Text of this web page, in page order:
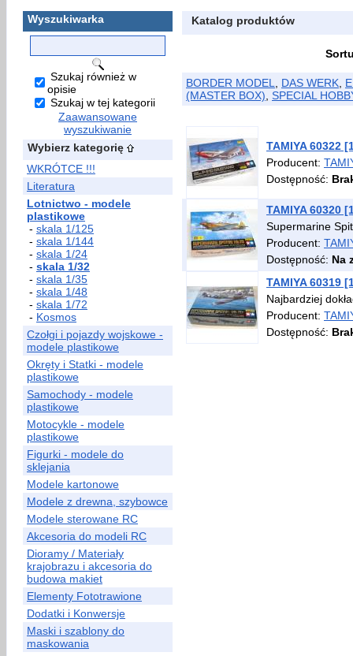
Wyszukiwarka
Szukaj również w
opisie
Szukaj w tej kategorii
Zaawansowane
wyszukiwanie
Wybierz kategorię
WKRÓTCE !!!
Literatura
Lotnictwo - modele
plastikowe
- skala 1/125
- skala 1/144
- skala 1/24
- skala 1/32
- skala 1/35
- skala 1/48
- skala 1/72
- Kosmos
Czołgi i pojazdy wojskowe -
modele plastikowe
Okręty i Statki - modele
plastikowe
Samochody - modele
plastikowe
Motocykle - modele
plastikowe
Figurki - modele do
sklejania
Modele kartonowe
Modele z drewna, szybowce
Modele sterowane RC
Akcesoria do modeli RC
Dioramy / Materiały
krajobrazu i akcesoria do
budowa makiet
Elementy Fototrawione
Dodatki i Konwersje
Maski i szablony do
maskowania
Katalog produktów
BORDER MODEL DAS WERK
(MASTER BOX) SPECIAL
TAMIYA 60322
Producent:
Dostępność:
TAMIYA 60320
Supermarine
Producent:
Dostępność: Na
TAMIYA 60319
Najbardziej
Producent:
Dostępność: